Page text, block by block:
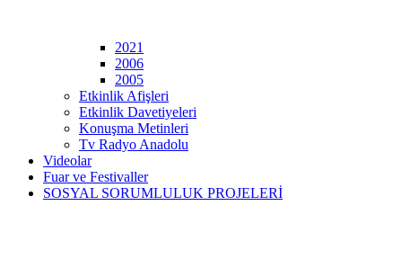
2021
2006
2005
Etkinlik Afişleri
Etkinlik Davetiyeleri
Konuşma Metinleri
Tv Radyo Anadolu
Videolar
Fuar ve Festivaller
SOSYAL SORUMLULUK PROJELERİ